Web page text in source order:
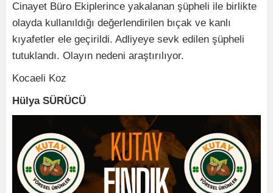
Cinayet Büro Ekiplerince yakalanan şüpheli ile birlikte
olayda kullanıldığı değerlendirilen bıçak ve kanlı
kıyafetler ele geçirildi. Adliyeye sevk edilen şüpheli
tutuklandı. Olayın nedeni araştırılıyor.
Kocaeli Koz
Hülya SÜRÜCÜ